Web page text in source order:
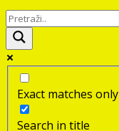
Exact matches only
Search in title